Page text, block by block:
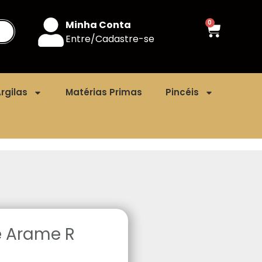
Minha Conta
Entre/Cadastre-se
0
Matérias Primas Pincéis
R